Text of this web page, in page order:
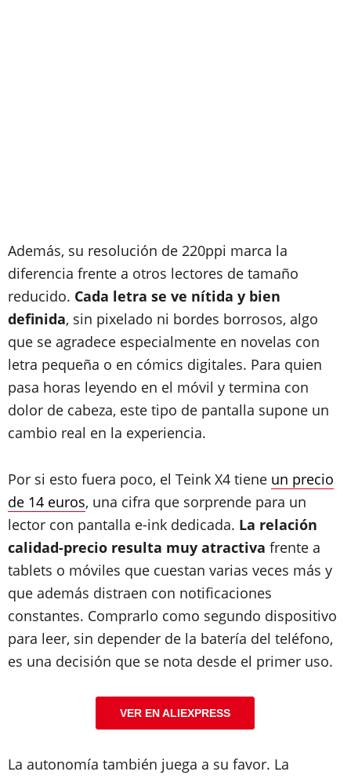
Además, su resolución de 220ppi marca la
diferencia frente a otros lectores de tamaño
reducido. Cada letra se ve nítida y bien
definida, sin pixelado ni bordes borrosos, algo
que se agradece especialmente en novelas con
letra pequeña o en cómics digitales. Para quien
pasa horas leyendo en el móvil y termina con
dolor de cabeza, este tipo de pantalla supone un
cambio real en la experiencia.
Por si esto fuera poco, el Teink X4 tiene un precio
de 14 euros, una cifra que sorprende para un
lector con pantalla e-ink dedicada. La relación
calidad-precio resulta muy atractiva frente a
tablets o móviles que cuestan varias veces más y
que además distraen con notificaciones
constantes. Comprarlo como segundo dispositivo
para leer, sin depender de la batería del teléfono,
es una decisión que se nota desde el primer uso.
VER EN ALIEXPRESS
La autonomía también juega a su favor. La